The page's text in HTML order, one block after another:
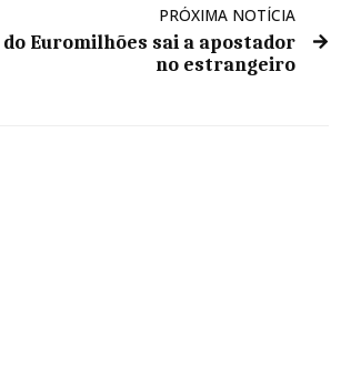
PRÓXIMA NOTÍCIA
Euromilhões sai a apostador
no estrangeiro